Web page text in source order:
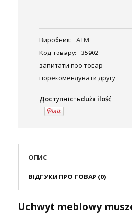
Виробник:
ATM
Код товару:
35902
запитати про товар
порекомендувати другу
Доступність:duża ilość
ОПИС
ВІДГУКИ ПРО ТОВАР (0)
Uchwyt meblowy